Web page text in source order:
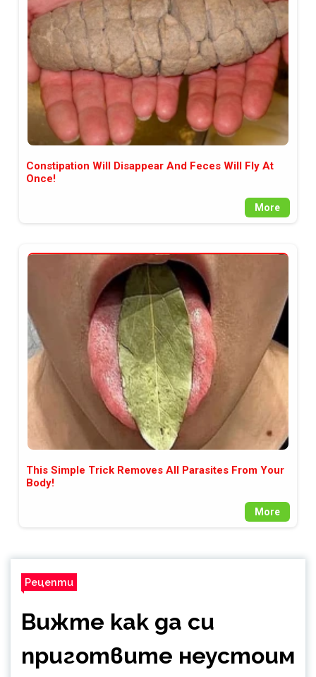
Constipation Will Disappear And Feces Will Fly At
Once!
More
This Simple Trick Removes All Parasites From Your
Body!
More
Рецепти
Вижте как да си
приготвите неустоим